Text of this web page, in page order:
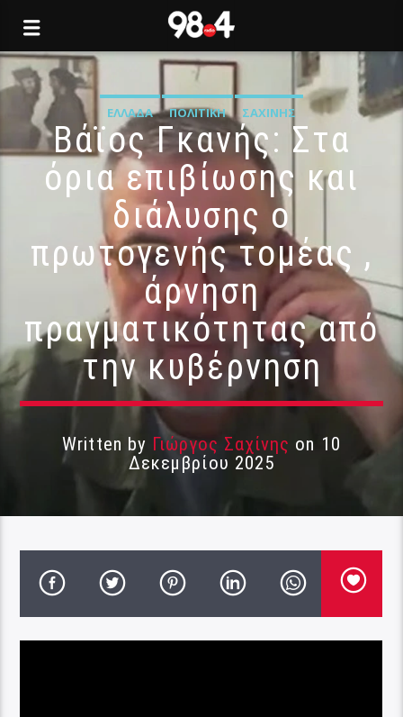
ΕΛΛΆΔΑ ΠΟΛΙΤΙΚΉ ΣΑΧΊΝΗΣ
Βάϊος Γκανής: Στα
όρια επιβίωσης και
διάλυσης ο
πρωτογενής τομέας ,
άρνηση
πραγματικότητας από
την κυβέρνηση
Written by Γιώργος Σαχίνης on 10
Δεκεμβρίου 2025